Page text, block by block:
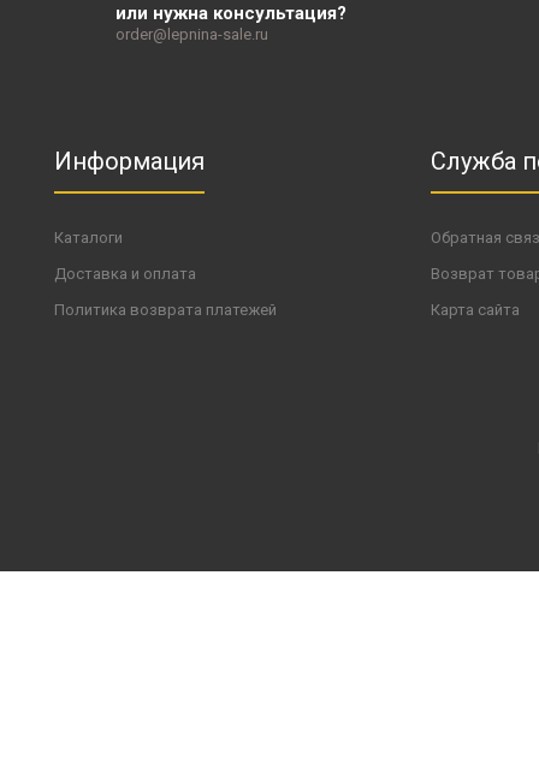
или нужна консультация?
order@lepnina-sale.ru
Информация
Каталоги
Доставка и оплата
Политика возврата платежей
Служба
Обратная
Возврат
Карта сайта